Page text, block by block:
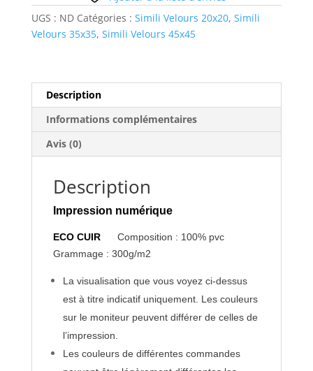
UGS : ND Catégories : Simili Velours 20x20, Simili
Velours 35x35, Simili Velours 45x45
Description
Informations complémentaires
Avis (0)
Description
Impression numérique
ECO CUIR Composition : 100% pvc
Grammage : 300g/m2
La visualisation que vous voyez ci-dessus
est à titre indicatif uniquement. Les couleurs
sur le moniteur peuvent différer de celles de
l’impression.
Les couleurs de différentes commandes